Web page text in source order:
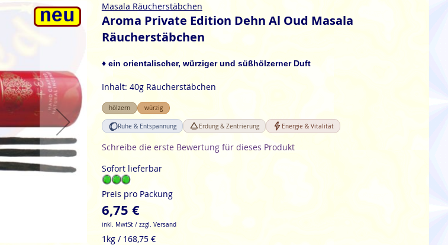
Masala Räucherstäbchen
Aroma Private Edition Dehn Al Oud Masala
Räucherstäbchen
♦ ein orientalischer, würziger und süßhölzerner Duft
Inhalt: 40g Räucherstäbchen
hölzern würzig
Ruhe & Entspannung Erdung & Zentrierung Energie & Vitalität
Schreibe die erste Bewertung für dieses Produkt
Sofort lieferbar
Preis pro Packung
6,75 €
inkl. MwtSt / zzgl. Versand
1kg / 168,75 €